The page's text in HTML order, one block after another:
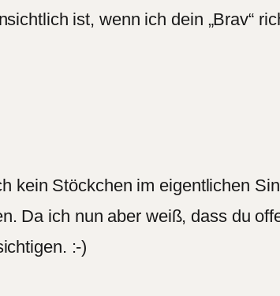
ist, wenn ich dein „Brav“
kein Stöckchen im eigentlichen
Da ich nun aber weiß, dass du
:-)